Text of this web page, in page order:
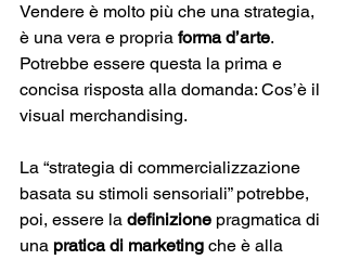
Vendere è molto più che una strategia,
è una vera e propria forma d’arte.
Potrebbe essere questa la prima e
concisa risposta alla domanda: Cos’è il
visual merchandising.
La “strategia di commercializzazione
basata su stimoli sensoriali” potrebbe,
poi, essere la definizione pragmatica di
una pratica di marketing che è alla